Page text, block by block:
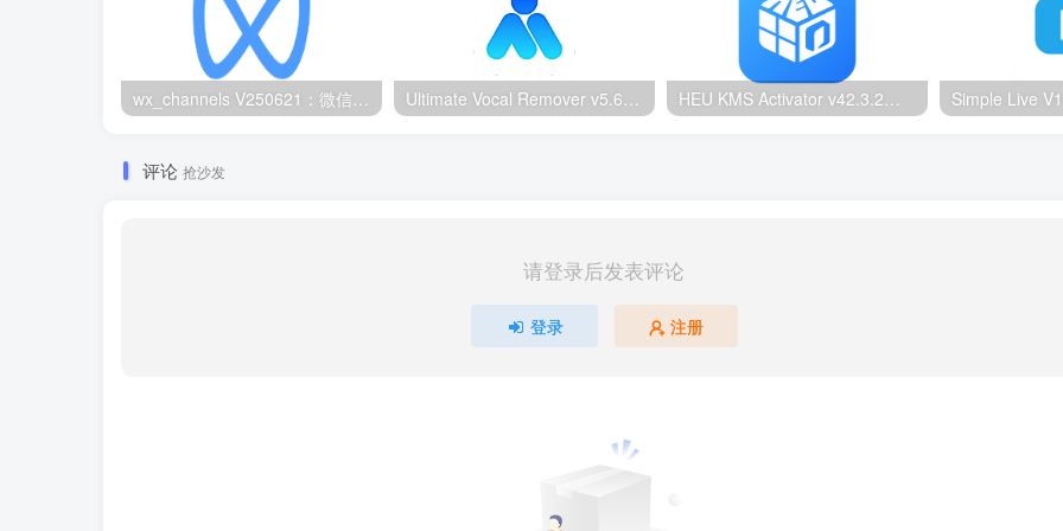
wx_channels V250621：微信视频号下载工具|支持Win/macOS Ultimate Vocal Remover v5.6.0汉化版：一键人声分离工具 HEU KMS Activator v42.3.2：Windows/Office智能激活工具
评论 抢沙发
请登录后发表评论
登录 注册